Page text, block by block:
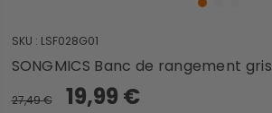
SKU : LSF028G01
SONGMICS Banc de rangement gris
27,49 € 19,99 €